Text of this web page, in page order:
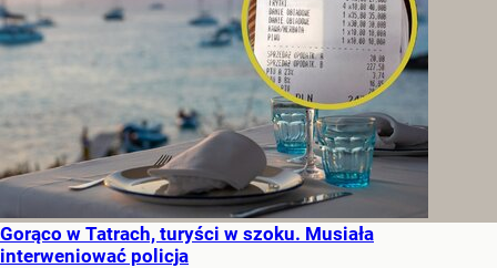
Gorąco w Tatrach, turyści w szoku. Musiała
interweniować policja